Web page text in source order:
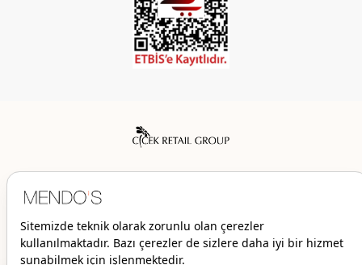
© 2026 Mendo’s | Her hakkı saklıdır.